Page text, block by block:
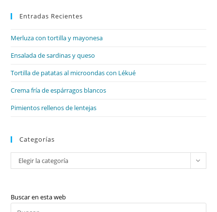
Entradas Recientes
Merluza con tortilla y mayonesa
Ensalada de sardinas y queso
Tortilla de patatas al microondas con Lékué
Crema fría de espárragos blancos
Pimientos rellenos de lentejas
Categorías
Categorías
Elegir la categoría
Buscar en esta web